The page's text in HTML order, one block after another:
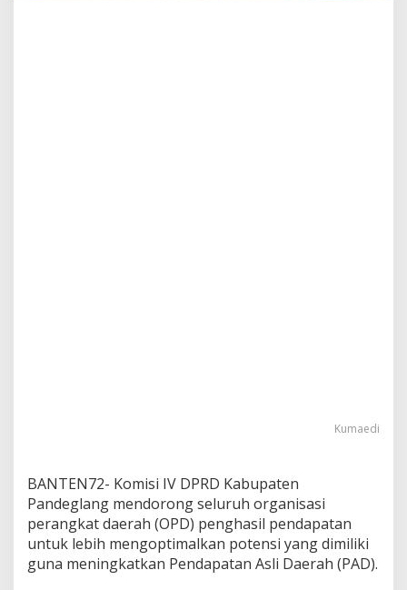
Kumaedi
BANTEN72- Komisi IV DPRD Kabupaten
Pandeglang mendorong seluruh organisasi
perangkat daerah (OPD) penghasil pendapatan
untuk lebih mengoptimalkan potensi yang dimiliki
guna meningkatkan Pendapatan Asli Daerah (PAD).